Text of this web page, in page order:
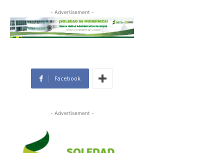
- Advertisement -
Facebook
- Advertisement -